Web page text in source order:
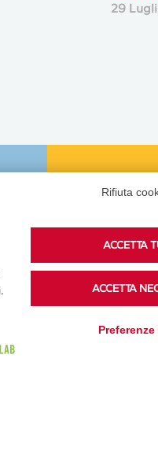
29
Ascolta i
su Spreaker.
Rifiuta
ACCETTA
ACCETTA
Preferenze